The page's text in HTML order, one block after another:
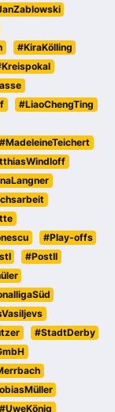
#KiraKölling
#LiaoChengTing
#MadeleineTeichert
#Play-offs
#PostII
#StadtDerby
#UweKönig